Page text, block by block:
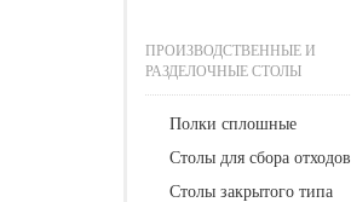
ПРОИЗВОДСТВЕННЫЕ И
РАЗДЕЛОЧНЫЕ СТОЛЫ
Полки сплошные
Столы для сбора отходов
Столы закрытого типа